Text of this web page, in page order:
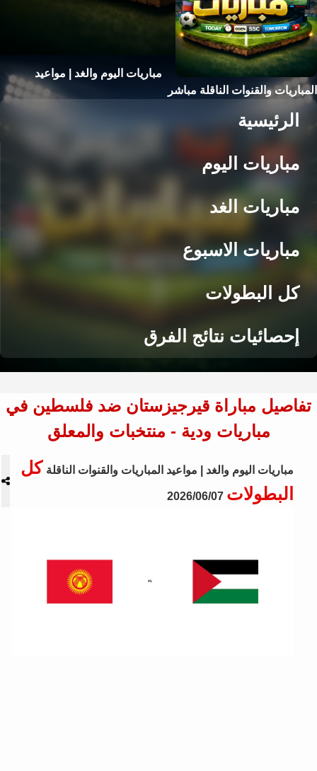
مباريات اليوم والغد | مواعيد
المباريات والقنوات الناقلة مباشر
الرئيسية
مباريات اليوم
مباريات الغد
مباريات الاسبوع
كل البطولات
إحصائيات نتائج الفرق
تفاصيل مباراة قيرجيزستان ضد فلسطين في
مباريات ودية - منتخبات والمعلق
مباريات اليوم والغد | مواعيد المباريات والقنوات الناقلة كل
البطولات 2026/06/07